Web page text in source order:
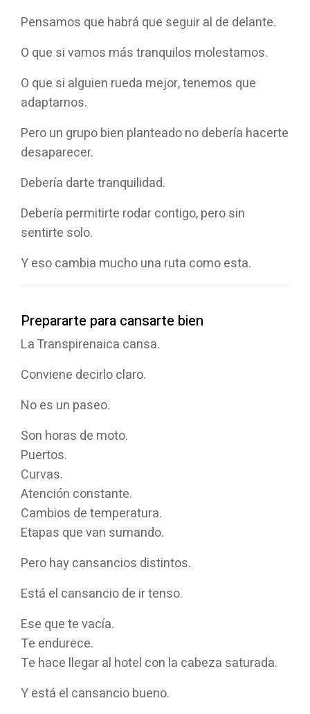
Pensamos que habrá que seguir al de delante.
O que si vamos más tranquilos molestamos.
O que si alguien rueda mejor, tenemos que
adaptarnos.
Pero un grupo bien planteado no debería hacerte
desaparecer.
Debería darte tranquilidad.
Debería permitirte rodar contigo, pero sin
sentirte solo.
Y eso cambia mucho una ruta como esta.
Prepararte para cansarte bien
La Transpirenaica cansa.
Conviene decirlo claro.
No es un paseo.
Son horas de moto.
Puertos.
Curvas.
Atención constante.
Cambios de temperatura.
Etapas que van sumando.
Pero hay cansancios distintos.
Está el cansancio de ir tenso.
Ese que te vacía.
Te endurece.
Te hace llegar al hotel con la cabeza saturada.
Y está el cansancio bueno.